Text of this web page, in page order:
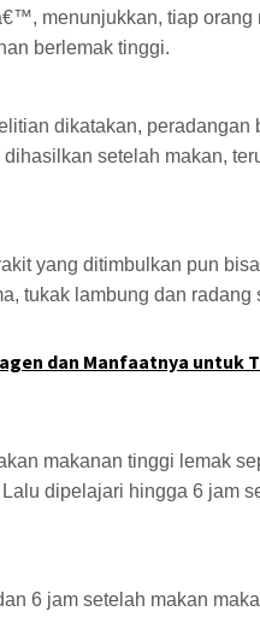
menunjukkan, tiap orang
berlemak tinggi.
dikatakan, peradangan
setelah makan,
yang ditimbulkan pun bisa
tukak lambung dan radang
dan Manfaatnya untuk
makanan tinggi lemak
dipelajari hingga 6 jam
6 jam setelah makan